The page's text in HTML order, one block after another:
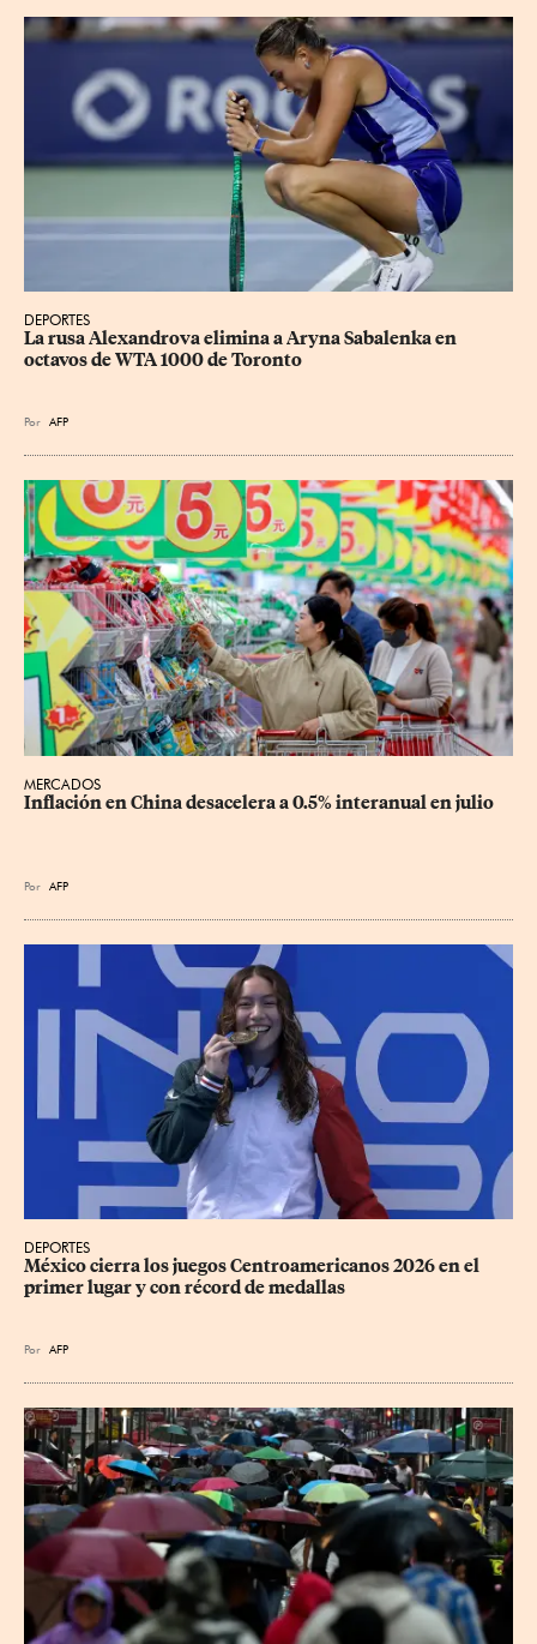
DEPORTES
La rusa Alexandrova elimina a Aryna Sabalenka en
octavos de WTA 1000 de Toronto
Por AFP
MERCADOS
Inflación en China desacelera a 0.5% interanual en julio
Por AFP
DEPORTES
México cierra los juegos Centroamericanos 2026 en el
primer lugar y con récord de medallas
Por AFP